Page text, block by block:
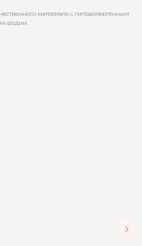
материала с гипоаллергенным
родии.